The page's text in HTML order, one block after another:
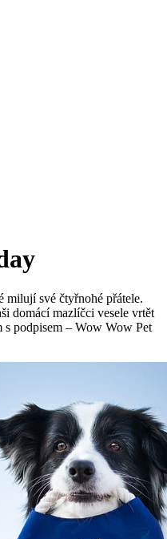
milují své čtyřnohé přátele.
domácí mazlíčci vesele vrtět
podpisem – Wow Wow Pet